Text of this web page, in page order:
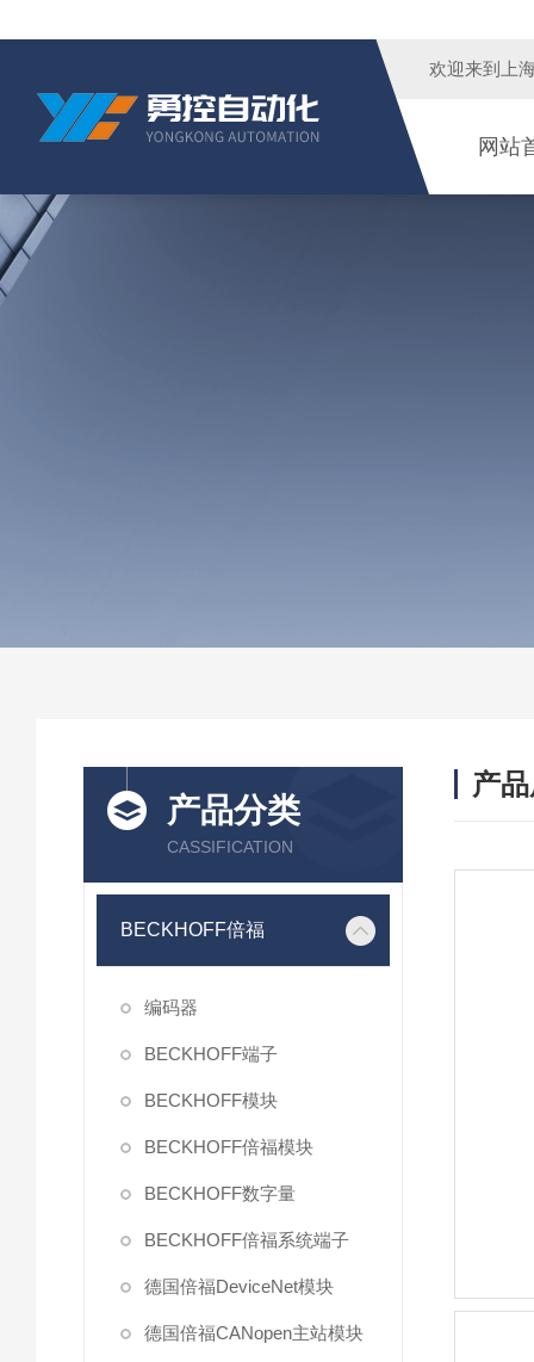
欢迎来到 上
网站
产品分类
CASSIFICATION
BECKHOFF倍福
编码器
BECKHOFF端子
BECKHOFF模块
BECKHOFF倍福模块
BECKHOFF数字量
BECKHOFF倍福系统端子
德国倍福DeviceNet模块
德国倍福CANopen主站模块
产